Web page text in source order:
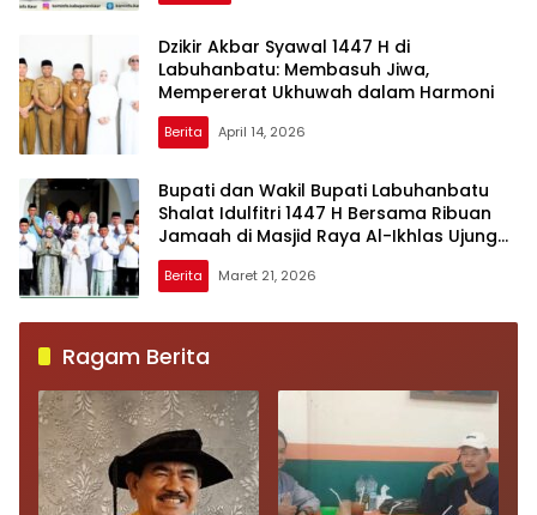
Dzikir Akbar Syawal 1447 H di
Labuhanbatu: Membasuh Jiwa,
Mempererat Ukhuwah dalam Harmoni
Berita April 14, 2026
Bupati dan Wakil Bupati Labuhanbatu
Shalat Idulfitri 1447 H Bersama Ribuan
Jamaah di Masjid Raya Al-Ikhlas Ujung
Bandar
Berita Maret 21, 2026
Ragam Berita